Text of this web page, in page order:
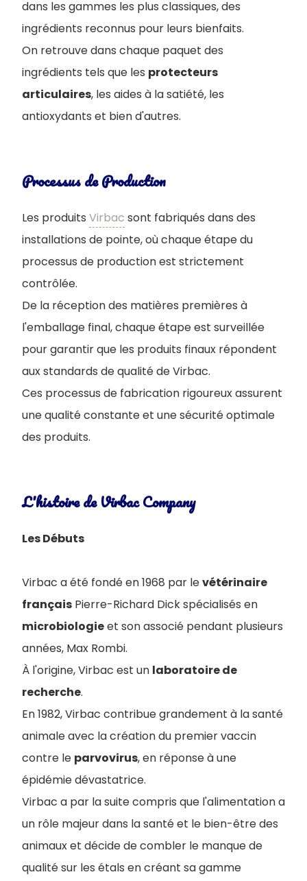
dans les gammes les plus classiques, des
ingrédients reconnus pour leurs bienfaits.
On retrouve dans chaque paquet des
ingrédients tels que les protecteurs
articulaires, les aides à la satiété, les
antioxydants et bien d'autres.
Processus de Production
Les produits Virbac sont fabriqués dans des
installations de pointe, où chaque étape du
processus de production est strictement
contrôlée.
De la réception des matières premières à
l'emballage final, chaque étape est surveillée
pour garantir que les produits finaux répondent
aux standards de qualité de Virbac.
Ces processus de fabrication rigoureux assurent
une qualité constante et une sécurité optimale
des produits.
L'histoire de Virbac Company
Les Débuts
Virbac a été fondé en 1968 par levétérinaire
français Pierre-Richard Dick spécialisés en
microbiologieet son associé pendant plusieurs
années, Max Rombi.
À l'origine, Virbac est un laboratoire de
recherche.
En 1982, Virbac contribue grandement à la santé
animale avec la création du premier vaccin
contre le parvovirus, en réponse à une
épidémie dévastatrice.
Virbac a par la suite compris que l'alimentation a
un rôle majeur dans la santé et le bien-être des
animaux et décide de combler le manque de
qualité sur les étals en créant sa gamme